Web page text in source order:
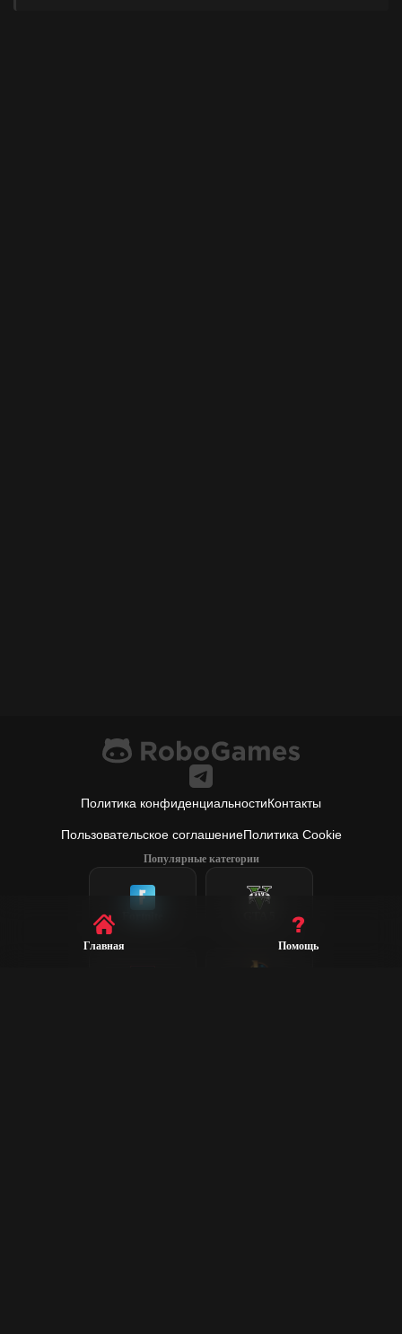
Политика конфиденциальностиКонтакты
Пользовательское соглашениеПолитика Cookie
Популярные категории
Главная Помощь